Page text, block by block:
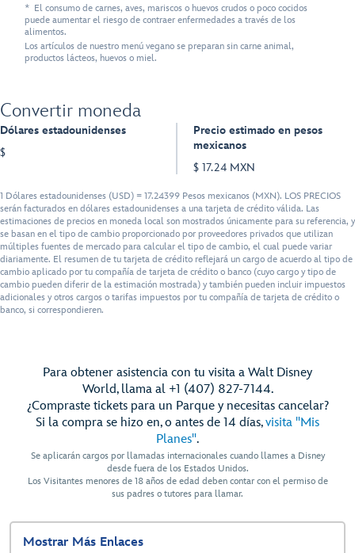
* El consumo de carnes, aves, mariscos o huevos crudos o poco cocidos
puede aumentar el riesgo de contraer enfermedades a través de los
alimentos.
Los artículos de nuestro menú vegano se preparan sin carne animal,
productos lácteos, huevos o miel.
Convertir moneda
Dólares estadounidenses
$
Precio estimado en pesos
mexicanos
$ 17.24 MXN
1 Dólares estadounidenses (USD) = 17.24399 Pesos mexicanos (MXN). LOS PRECIOS
serán facturados en dólares estadounidenses a una tarjeta de crédito válida. Las
estimaciones de precios en moneda local son mostrados únicamente para su referencia, y
se basan en el tipo de cambio proporcionado por proveedores privados que utilizan
múltiples fuentes de mercado para calcular el tipo de cambio, el cual puede variar
diariamente. El resumen de tu tarjeta de crédito reflejará un cargo de acuerdo al tipo de
cambio aplicado por tu compañía de tarjeta de crédito o banco (cuyo cargo y tipo de
cambio pueden diferir de la estimación mostrada) y también pueden incluir impuestos
adicionales y otros cargos o tarifas impuestos por tu compañía de tarjeta de crédito o
banco, si correspondieren.
Para obtener asistencia con tu visita a Walt Disney
World, llama al +1 (407) 827-7144.
¿Compraste tickets para un Parque y necesitas cancelar?
Si la compra se hizo en, o antes de 14 días,visita "Mis
Planes".
Se aplicarán cargos por llamadas internacionales cuando llames a Disney
desde fuera de los Estados Unidos.
Los Visitantes menores de 18 años de edad deben contar con el permiso de
sus padres o tutores para llamar.
Mostrar Más Enlaces